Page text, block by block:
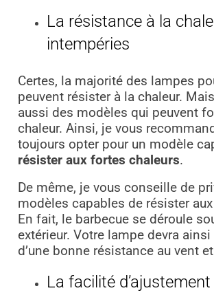
La résistance à la
intempéries
Certes, la majorité des lampes
peuvent résister à la chaleur.
aussi des modèles qui peuvent
chaleur. Ainsi, je vous
toujours opter pour un modèle
résister aux fortes chaleurs.
De même, je vous conseille de
modèles capables de résister
En fait, le barbecue se déroule
extérieur. Votre lampe devra
d’une bonne résistance au vent
La facilité d’ajustement